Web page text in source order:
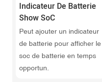
Indicateur De Batterie
Show SoC
Peut ajouter un indicateur
de batterie pour afficher le
soc de batterie en temps
opportun.